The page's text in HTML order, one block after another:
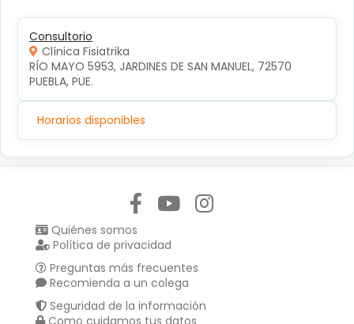
Consultorio
Clínica Fisiatrika
RÍO MAYO 5953, JARDINES DE SAN MANUEL, 72570
PUEBLA, PUE.
Horarios disponibles
Quiénes somos
Política de privacidad
Preguntas más frecuentes
Recomienda a un colega
Seguridad de la información